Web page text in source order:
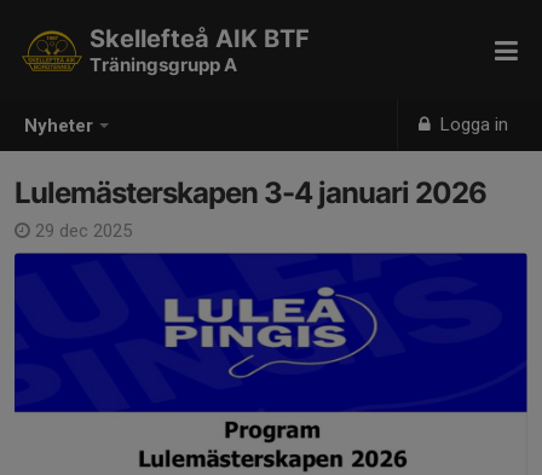
Nyheter Logga in
Skellefteå AIK BTF
Träningsgrupp A
Lulemästerskapen 3-4 januari 2026
29 dec 2025